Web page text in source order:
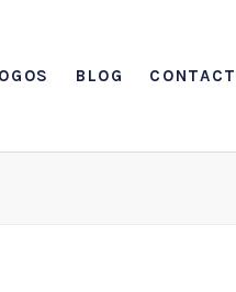
BLOG